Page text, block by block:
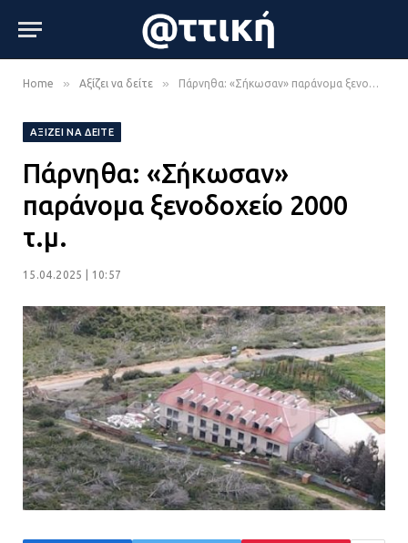
Home » Αξίζει να δείτε » Πάρνηθα: «Σήκωσαν» παράνομα ξενοδοχείο 2000 τ.μ.
ΑΞΊΖΕΙ ΝΑ ΔΕΊΤΕ
Πάρνηθα: «Σήκωσαν»
παράνομα ξενοδοχείο 2000
τ.μ.
15.04.2025 | 10:57